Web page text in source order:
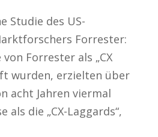
Studie des US-
Forrester:
Forrester als „CX
wurden, erzielten über
acht Jahren viermal
als die „CX-Laggards“,